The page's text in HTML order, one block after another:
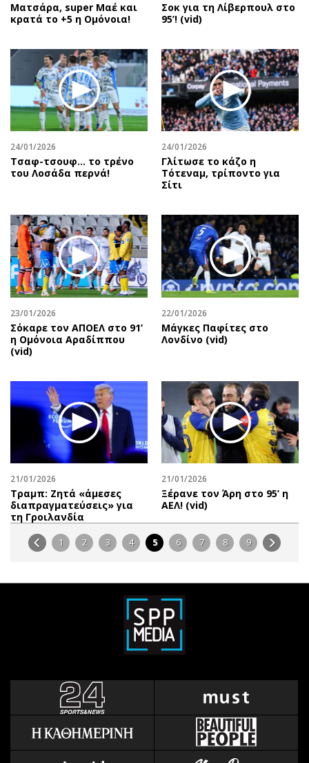
Mατσάρα, super Μαέ και
κρατά το +5 η Ομόνοια!
Σοκ για τη Λίβερπουλ στο
95’! (vid)
24/01/2026
Τσαφ-τσουφ… το τρένο
του Λοσάδα περνά!
24/01/2026
Γλίτωσε το κάζο η
Τότεναμ, τρίποντο για
Σίτι
23/01/2026
Σόκαρε τον ΑΠΟΕΛ στο 91’
η Ομόνοια Αραδίππου
(vid)
22/01/2026
Μάγκες Παφίτες στο
Λονδίνο (vid)
21/01/2026
Τραμπ: Ζητά «άμεσες
διαπραγματεύσεις» για
τη Γροιλανδία
21/01/2026
Ξέρανε τον Άρη στο 95’ η
ΑΕΛ! (vid)
1 2 3 4 5 6 7 8 9